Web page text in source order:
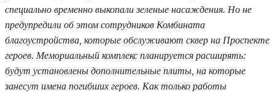
специально временно выкопали зеленые насаждения. Но не
предупредили об этом сотрудников Комбината
благоустройства, которые обслуживают сквер на Проспекте
героев. Мемориальный комплекс планируется расширять:
будут установлены дополнительные плиты, на которые
занесут имена погибших героев. Как только работы